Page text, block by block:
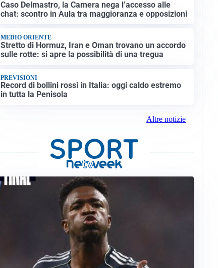
Caso Delmastro, la Camera nega l’accesso alle
chat: scontro in Aula tra maggioranza e opposizioni
MEDIO ORIENTE
Stretto di Hormuz, Iran e Oman trovano un accordo
sulle rotte: si apre la possibilità di una tregua
PREVISIONI
Record di bollini rossi in Italia: oggi caldo estremo
in tutta la Penisola
Altre notizie